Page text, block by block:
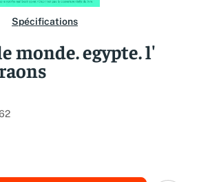
Spécifications
monde. egypte. l'